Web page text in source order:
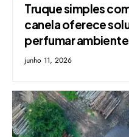
Truque simples
canela oferece
perfumar
junho 11, 2026